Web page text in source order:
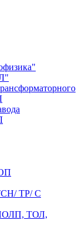
TP/ С
ТОЛ,